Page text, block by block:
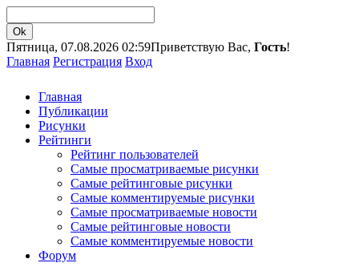
Пятница, 07.08.2026 02:59Приветствую Вас, Гость!
Главная Регистрация Вход
Главная
Публикации
Рисунки
Рейтинги
Рейтинг пользователей
Самые просматриваемые рисунки
Самые рейтинговые рисунки
Самые комментируемые рисунки
Самые просматриваемые новости
Самые рейтинговые новости
Самые комментируемые новости
Форум